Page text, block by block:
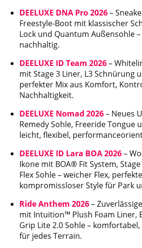
DEELUXE DNA Pro 2026–
Freestyle-Boot mit klassischer
Lock und Quantum Außensohle
nachhaltig.
DEELUXE ID Team 2026–
mit Stage 3 Liner, L3 Schnürung
perfekter Mix aus Komfort,
Nachhaltigkeit.
DEELUXE Nomad 2026– Neues
Remedy Sohle, Freeride Tongue
leicht, flexibel,
DEELUXE ID Lara BOA 2026–
Ikone mit BOA® Fit System,
Flex Sohle – weicher Flex,
kompromissloser Style für Park
Ride Anthem 2026–
mit Intuition™ Plush Foam Liner,
Grip Lite 2.0 Sohle –
für jedes Terrain.